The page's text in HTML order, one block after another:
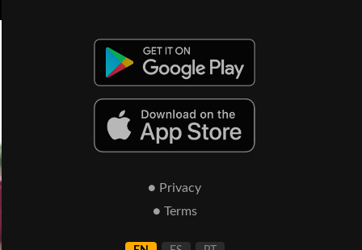
● Privacy
● Terms